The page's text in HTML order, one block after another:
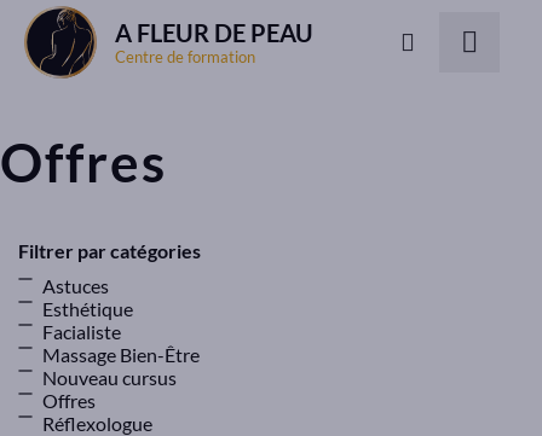
A FLEUR DE PEAU
Centre de formation
Offres
Filtrer par catégories
Astuces
Esthétique
Facialiste
Massage Bien-Être
Nouveau cursus
Offres
Réflexologue